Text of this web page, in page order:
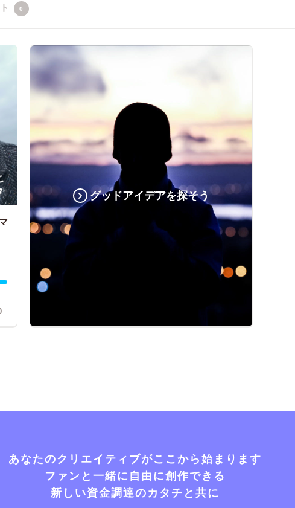
0
グッドアイデアを探そう
あなたのクリエイティブがここから始まります
ファンと一緒に自由に創作できる
新しい資金調達のカタチと共に